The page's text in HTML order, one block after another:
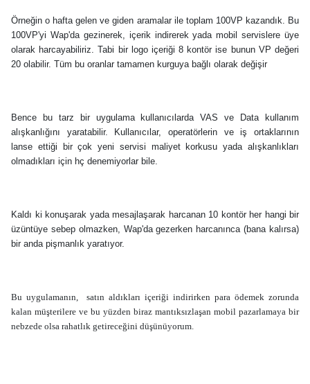
Örneğin o hafta gelen ve giden aramalar ile toplam 100VP kazandık. Bu
100VP'yi Wap'da gezinerek, içerik indirerek yada mobil servislere üye
olarak harcayabiliriz. Tabi bir logo içeriği 8 kontör ise bunun VP değeri
20 olabilir. Tüm bu oranlar tamamen kurguya bağlı olarak değişir
Bence bu tarz bir uygulama kullanıcılarda VAS ve Data kullanım
alışkanlığını yaratabilir. Kullanıcılar, operatörlerin ve iş ortaklarının
lanse ettiği bir çok yeni servisi maliyet korkusu yada alışkanlıkları
olmadıkları için hç denemiyorlar bile.
Kaldı ki konuşarak yada mesajlaşarak harcanan 10 kontör her hangi bir
üzüntüye sebep olmazken, Wap'da gezerken harcanınca (bana kalırsa)
bir anda pişmanlık yaratıyor.
Bu uygulamanın, satın aldıkları içeriği indirirken para ödemek zorunda
kalan müşterilere ve bu yüzden biraz mantıksızlaşan mobil pazarlamaya bir
nebzede olsa rahatlık getireceğini düşünüyorum.